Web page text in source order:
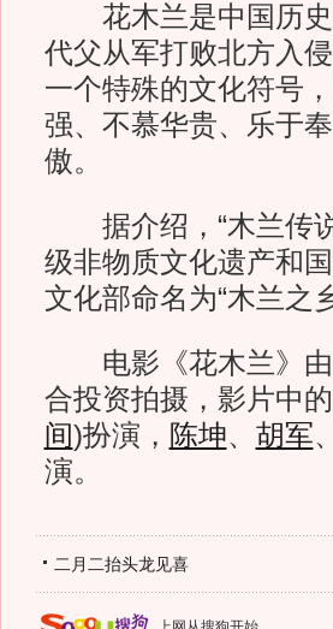
花木兰是中国历史
代父从军打败北方入
一个特殊的文化符号
强、不慕华贵、乐于
傲。
据介绍，“木兰传说
级非物质文化遗产和
文化部命名为“木兰之乡
电影《花木兰》由
合投资拍摄，影片中
间)扮演， 陈坤、 胡军、
演。
二月二抬头龙见喜